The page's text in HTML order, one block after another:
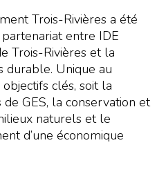
Trois-Rivières a été
entre IDE
Trois-Rivières et la
durable. Unique au
clés, soit la
GES, la conservation et
naturels et le
d’une économique